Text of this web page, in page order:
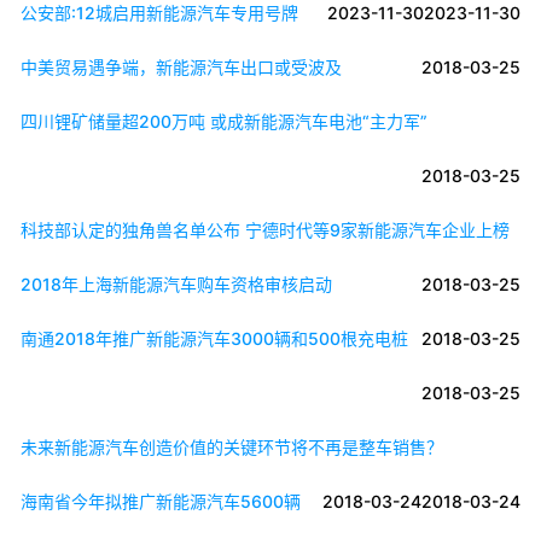
2023-11-30
公安部:12城启用新能源汽车专用号牌 2023-11-30
中美贸易遇争端，新能源汽车出口或受波及 2018-03-25
四川锂矿储量超200万吨 或成新能源汽车电池“主力军”
2018-03-25
科技部认定的独角兽名单公布 宁德时代等9家新能源汽车企业上榜
2018-03-25
2018年上海新能源汽车购车资格审核启动
2018-03-25
南通2018年推广新能源汽车3000辆和500根充电桩
2018-03-25
未来新能源汽车创造价值的关键环节将不再是整车销售？
2018-03-24
海南省今年拟推广新能源汽车5600辆 2018-03-24